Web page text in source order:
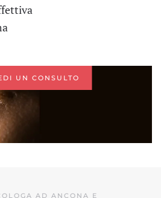
UN CONSULTO
AD ANCONA E